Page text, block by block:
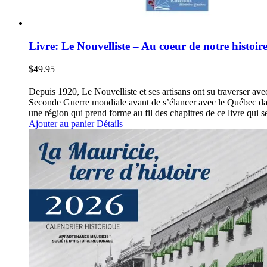
Livre: Le Nouvelliste – Au coeur de notre
$49.95
Depuis 1920, Le Nouvelliste et ses artisans ont su traverser
Seconde Guerre mondiale avant de s’élancer avec le Québec
une région qui prend forme au fil des chapitres de ce livre qui
Ajouter au panier Détails